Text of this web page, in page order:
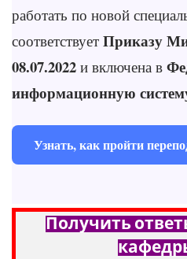
работать по новой
соответствует Приказу
08.07.2022 и включена в
информационную
Узнать, как пройти
Получить